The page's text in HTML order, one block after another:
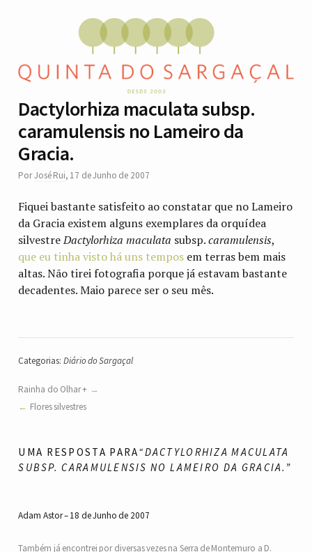
Dactylorhiza maculata subsp.
caramulensis no Lameiro da
Gracia.
PorJosé Rui, 17 de Junho de 2007
Fiquei bastante satisfeito ao constatar que no Lameiro
da Gracia existem alguns exemplares da orquídea
silvestreDactylorhiza maculata subsp.caramulensis,
que eu tinha visto há uns tempos em terras bem mais
altas. Não tirei fotografia porque já estavam bastante
decadentes. Maio parece ser o seu mês.
Categorias: Diário do Sargaçal
Rainha do Olhar +
Flores silvestres
UMA RESPOSTA PARA“DACTYLORHIZA MACULATA
SUBSP. CARAMULENSIS NO LAMEIRO DA GRACIA.”
Adam Astor 18 de Junho de 2007
Também já encontrei por diversas vezes na Serra de Montemuro a D.